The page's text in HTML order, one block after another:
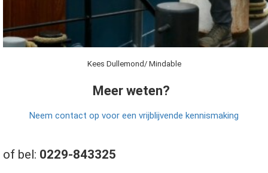
Kees Dullemond/ Mindable
Meer weten?
Neem contact op voor een vrijblijvende kennismaking
of bel: 0229-843325